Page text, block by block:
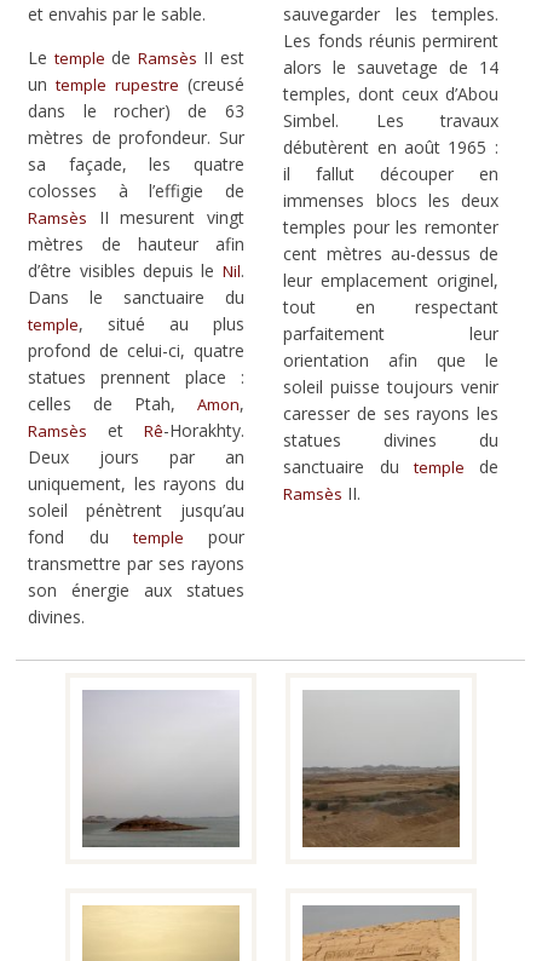
et envahis par le sable.
Le temple de Ramsès II est
untemple rupestre (creusé
dans le rocher) de 63
mètres de profondeur. Sur
sa façade, les quatre
colosses à l’effigie de
Ramsès
II mesurent vingt
mètres de hauteur afin
d’être visibles depuis le Nil.
Dans le sanctuaire du
temple, situé au plus
profond de celui-ci, quatre
statues prennent place :
celles de Ptah, Amon,
Ramsès et Rê-Horakhty.
Deux jours par an
uniquement, les rayons du
soleil pénètrent jusqu’au
fond du temple pour
transmettre par ses rayons
son énergie aux statues
divines.
sauvegarder les temples.
Les fonds réunis permirent
alors le sauvetage de 14
temples, dont ceux d’Abou
Simbel. Les travaux
débutèrent en août 1965 :
il fallut découper en
immenses blocs les deux
temples pour les remonter
cent mètres au-dessus de
leur emplacement originel,
tout en respectant
parfaitement leur
orientation afin que le
soleil puisse toujours venir
caresser de ses rayons les
statues divines du
sanctuaire du temple de
Ramsès II.